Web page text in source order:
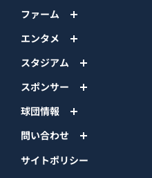
ファーム
エンタメ
スタジアム
スポンサー
球団情報
問い合わせ
サイトポリシー